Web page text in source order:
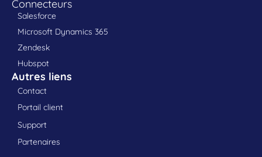
Connecteurs
Salesforce
Microsoft Dynamics 365
Zendesk
Hubspot
Autres liens
Contact
Portail client
Support
Partenaires